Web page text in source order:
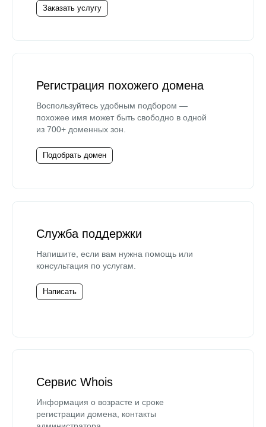
Заказать услугу
Регистрация похожего домена
Воспользуйтесь удобным подбором —
похожее имя может быть свободно в одной
из 700+ доменных зон.
Подобрать домен
Служба поддержки
Напишите, если вам нужна помощь или
консультация по услугам.
Написать
Сервис Whois
Информация о возрасте и сроке
регистрации домена, контакты